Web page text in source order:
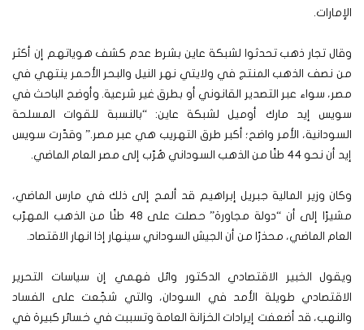
الإمارات.
وقال تجار ذهب تحدثوا لشبكة عاين بشرط عدم كشف هوياتهم إن أكثر
من نصف الذهب المنتج في ولايتي نهر النيل والبحر الأحمر ينتهي في
مصر، سواء عبر التصدير القانوني أو بطرق غير شرعية. وأوضح الباحث في
سويس إيد مارك أوميل لشبكة عاين: “بالنسبة للقوات المسلحة
السودانية، الأمر واضح؛ أكبر طرق التهريب هي عبر مصر.” وقدّرت سويس
إيد أن نحو 44 طنًا من الذهب السوداني هُرّب إلى مصر العام الماضي.
وكان وزير المالية جبريل إبراهيم قد ألمح إلى ذلك في مارس الماضي،
مشيرًا إلى أن “دولة مجاورة” حصلت على 48 طنًا من الذهب المهرّب
العام الماضي، محذرًا من أن الجيش السوداني سينهار إذا انهار الاقتصاد.
ويقول الخبير الاقتصادي الدكتور وائل فهمي إن سياسات التحرير
الاقتصادي طويلة الأمد في السودان، والتي شجّعت على الفساد
والنهب، قد أضعفت إيرادات الخزانة العامة وتسببت في خسائر كبيرة في